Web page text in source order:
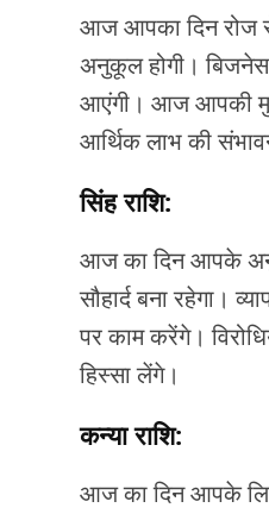
आज आपका दिन रोज
अनुकूल होगी।
आएंगी। आज आपकी
आर्थिक लाभ की
सिंह राशि:
आज का दिन आपके
सौहार्द बना रहेगा।
पर काम करेंगे।
हिस्सा लेंगे।
कन्या राशि:
आज का दिन आपके